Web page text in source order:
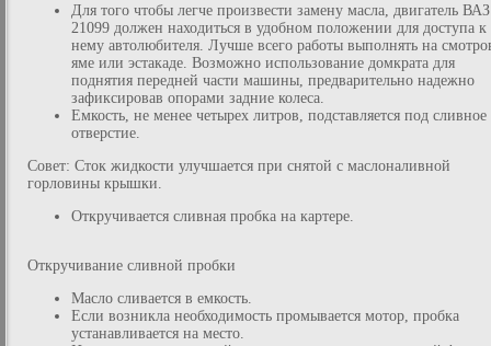
Для того чтобы легче произвести замену масла, двигатель ВАЗ
21099 должен находиться в удобном положении для доступа к
нему автолюбителя. Лучше всего работы выполнять на
яме или эстакаде. Возможно использование домкрата для
поднятия передней части машины, предварительно надежно
зафиксировав опорами задние колеса.
Емкость, не менее четырех литров, подставляется под сливное
отверстие.
Совет: Сток жидкости улучшается при снятой с маслоналивной
горловины крышки.
Откручивается сливная пробка на картере.
Откручивание сливной пробки
Масло сливается в емкость.
Если возникла необходимость промывается мотор, пробка
устанавливается на место.